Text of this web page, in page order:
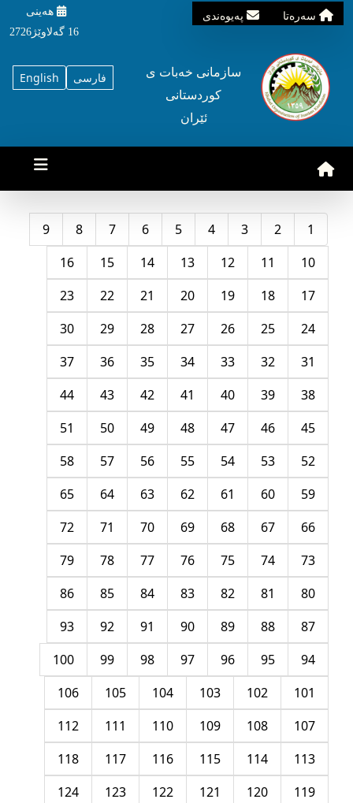
سه‌ره‌تا په‌یوه‌ندی
هه‌ینی
16 گه‌لاوێژ2726
English فارسی
سازمانی خه‌بات ی
کوردستانی
ئێران
1
2
3
4
5
6
7
8
9
10
11
12
13
14
15
16
17
18
19
20
21
22
23
24
25
26
27
28
29
30
31
32
33
34
35
36
37
38
39
40
41
42
43
44
45
46
47
48
49
50
51
52
53
54
55
56
57
58
59
60
61
62
63
64
65
66
67
68
69
70
71
72
73
74
75
76
77
78
79
80
81
82
83
84
85
86
87
88
89
90
91
92
93
94
95
96
97
98
99
100
101
102
103
104
105
106
107
108
109
110
111
112
113
114
115
116
117
118
119
120
121
122
123
124